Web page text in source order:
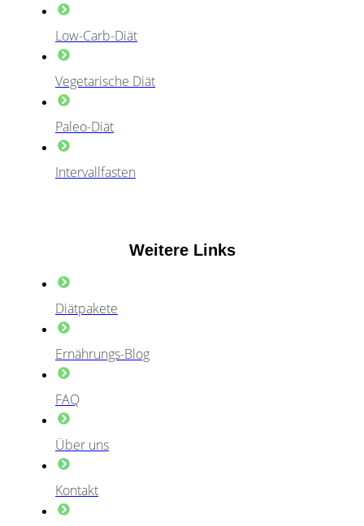
Low-Carb-Diät
Vegetarische Diät
Paleo-Diät
Intervallfasten
Weitere Links
Diätpakete
Ernährungs-Blog
FAQ
Über uns
Kontakt